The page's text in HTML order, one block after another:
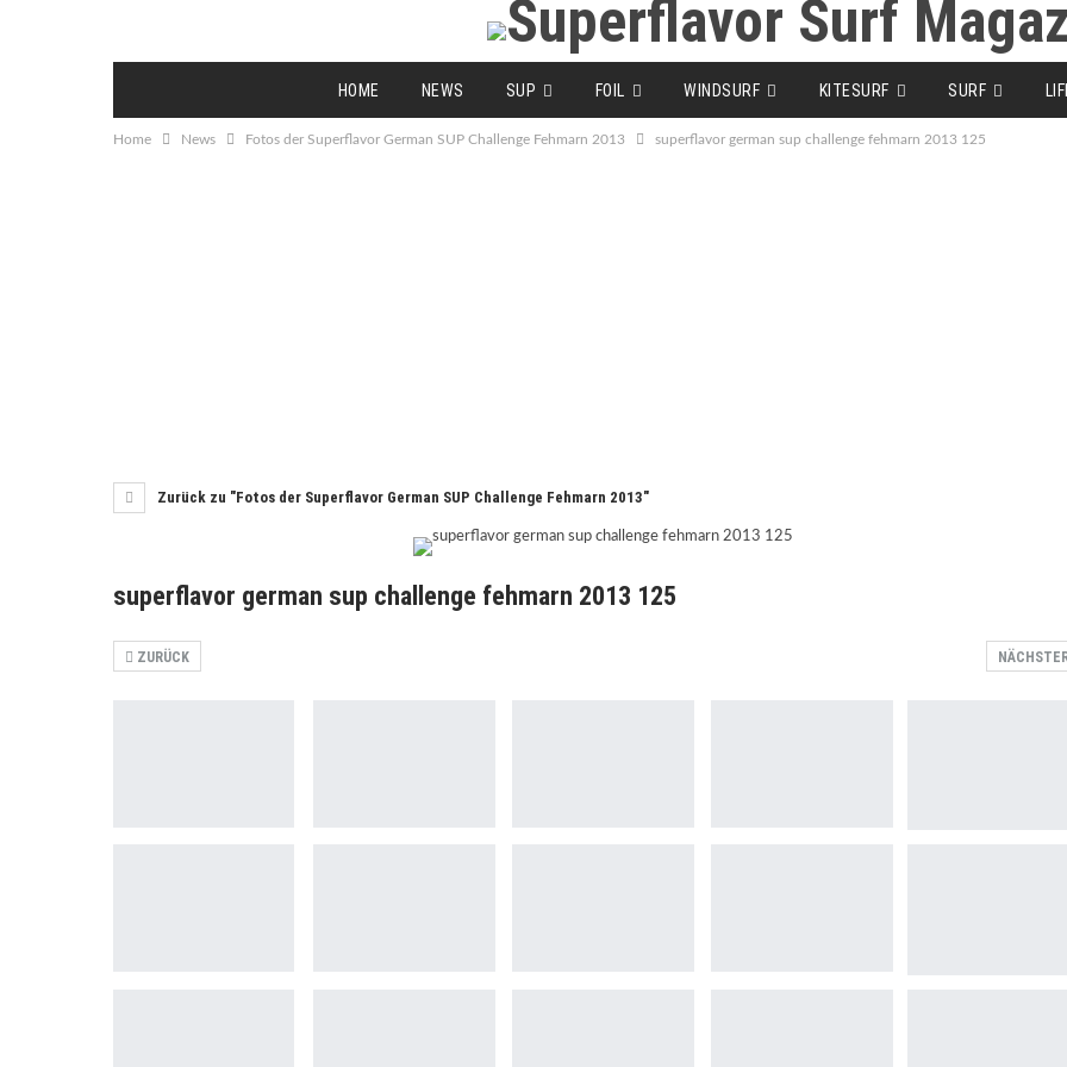
HOME NEWS SUP FOIL WINDSURF KITESURF SURF
Home News Fotos der Superflavor German SUP Challenge Fehmarn 2013 superflavor german sup challenge fehmarn 2013 125
Zurück zu "Fotos der Superflavor German SUP Challenge Fehmarn 2013"
superflavor german sup challenge fehmarn 2013 125
ZURÜCK